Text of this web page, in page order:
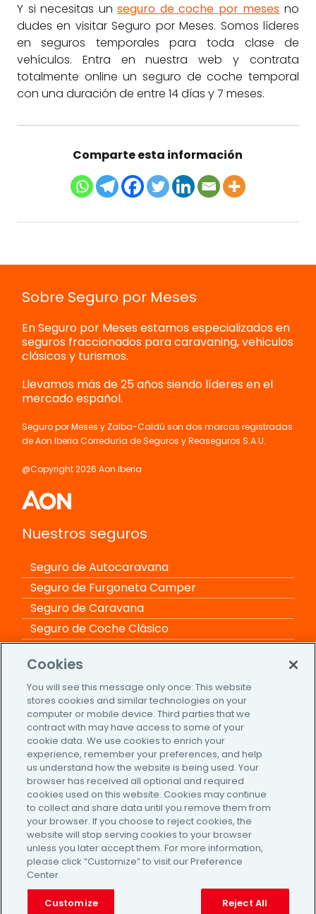
Y si necesitas unseguro de coche por meses no
dudes en visitar Seguro por Meses. Somos líderes
en seguros temporales para toda clase de
vehículos. Entra en nuestra web y contrata
totalmente online un seguro de coche temporal
con una duración de entre 14 días y 7 meses.
Comparte esta información
Sobre Seguro por Meses
En Seguro por Meses estamos especializados en
seguros fraccionados para caravaning, vehiculos
clásicos y turismos.
Llevamos más de 25 años siendo líderes en el
mercado español.
Seguro por Meses y Zalba-Caldú son dos marcas registradas
de Aon Iberia Correduría de Seguros y Reaseguros S.A.U.
@Copyright 2026 Aon Iberia
Nuestros seguros
Seguro de Autocaravana
Seguro de Furgoneta Camper
Seguro de Caravana
Seguro de Coche Clásico
Seguro de Moto Clásica
Seguro de Coche
Seguro de Moto
Seguro de Furgoneta
Información adicional
Cómo funciona
Blog de Seguro por Meses
Contacto
Aviso Legal
Política de Privacidad
Política de cookies
Cookies
You will see this message only once: This website
stores cookies and similar technologies on your
computer or mobile device. Third parties that we
contract with may have access to some of your
cookie data. We use cookies to enrich your
experience, remember your preferences, and help
us understand how the website is being used. Your
browser has received all optional and required
cookies used on this website. Cookies may continue
to collect and share data until you remove them from
your browser. If you choose to reject cookies, the
website will stop serving cookies to your browser
unless you later accept them. For more information,
please click “Customize” to visit our Preference
Center.
Customize Reject All